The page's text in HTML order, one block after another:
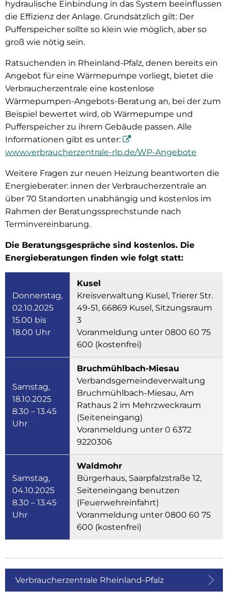
hydraulische Einbindung in das System be­einflussen
die Effizienz der Anlage. Grundsätzlich gilt: Der
Pufferspeicher sollte so klein wie möglich, aber so
groß wie nötig sein.
Ratsuchenden in Rheinland-Pfalz, denen bereits ein
Angebot für eine Wärmepumpe vorliegt, bietet die
Verbraucherzentrale eine kostenlose
Wärmepumpen-Angebots-Beratung an, bei der zum
Beispiel bewertet wird, ob Wärmepumpe und
Pufferspeicher zu ihrem Gebäude passen. Alle
Informationen gibt es unter:
www.verbraucherzentrale-rlp.de/WP-Angebote
Weitere Fragen zur neuen Heizung beantworten die
Energieberater: innen der Verbraucherzentrale an
über 70 Standorten unabhängig und kostenlos im
Rahmen der Beratungssprechstunde nach
Terminvereinbarung.
Die Beratungsgespräche sind kostenlos. Die
Energieberatungen finden wie folgt statt:
Donnerstag,
02.10.2025
15.00 bis
18.00 Uhr
Kusel
Kreisverwaltung Kusel, Trierer Str.
49-51, 66869 Kusel, Sitzungsraum
3
Voranmeldung unter 0800 60 75
600 (kostenfrei)
Samstag,
18.10.2025
8.30 – 13.45
Uhr
Bruchmühlbach-Miesau
Verbandsgemeindeverwaltung
Bruchmühlbach-Miesau, Am
Rathaus 2 im Mehrzweckraum
(Seiteneingang)
Voranmeldung unter 0 6372
9220306
Samstag,
04.10.2025
8.30 – 13.45
Uhr
Waldmohr
Bürgerhaus, Saarpfalzstraße 12,
Seiteneingang benutzen
(Feuerwehreinfahrt)
Voranmeldung unter 0800 60 75
600 (kostenfrei)
Verbraucherzentrale Rheinland-Pfalz